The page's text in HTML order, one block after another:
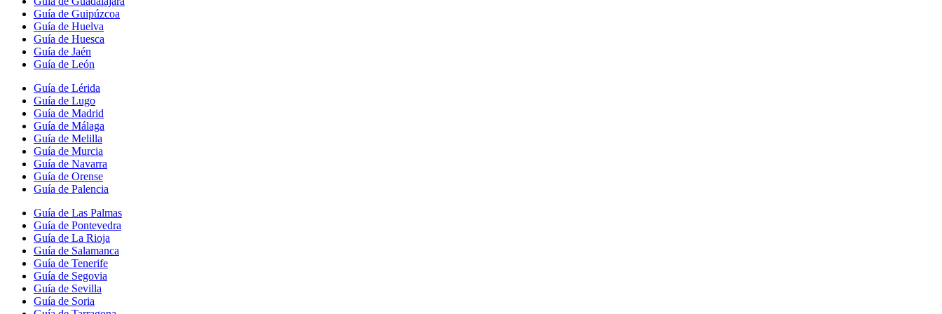
Guía de Guipúzcoa
Guía de Huelva
Guía de Huesca
Guía de Jaén
Guía de León
Guía de Lérida
Guía de Lugo
Guía de Madrid
Guía de Málaga
Guía de Melilla
Guía de Murcia
Guía de Navarra
Guía de Orense
Guía de Palencia
Guía de Las Palmas
Guía de Pontevedra
Guía de La Rioja
Guía de Salamanca
Guía de Tenerife
Guía de Segovia
Guía de Sevilla
Guía de Soria